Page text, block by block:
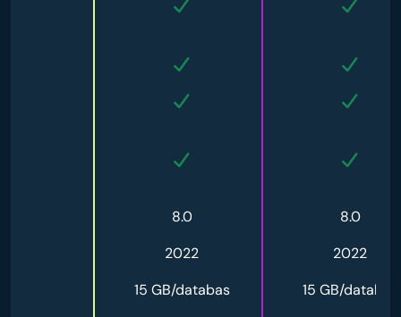
8.0
8.0
2022
2022
15 GB/databas 15 GB/databas